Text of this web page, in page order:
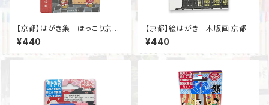
【京都】はがき集 ほっこり京げ
しき
¥440
【京都】絵はがき 木版画 京都
¥440